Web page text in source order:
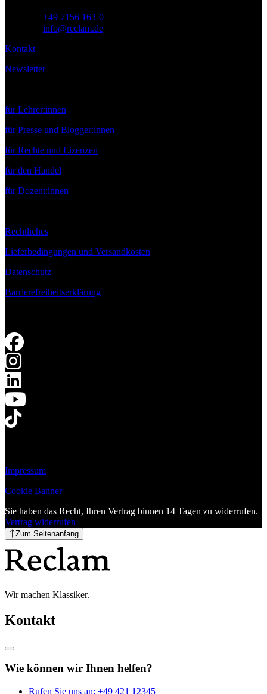
+49 7156 163-0
info@reclam.de
Kontakt
Newsletter
für Lehrer:innen
für Presse und Blogger:innen
für Rechte und Lizenzen
für den Handel
für Dozent:innen
Rechtliches
Lieferbedingungen und Versandkosten
Datenschutz
Barrierefreiheitserklärung
Impressum
Cookie Banner
Sie haben das Recht, Ihren Vertrag binnen 14 Tagen zu widerrufen.
Vertrag widerrufen
Zum Seitenanfang
Wir machen Klassiker.
Kontakt
Wie können wir Ihnen helfen?
Rufen Sie uns an: +49 421 12345